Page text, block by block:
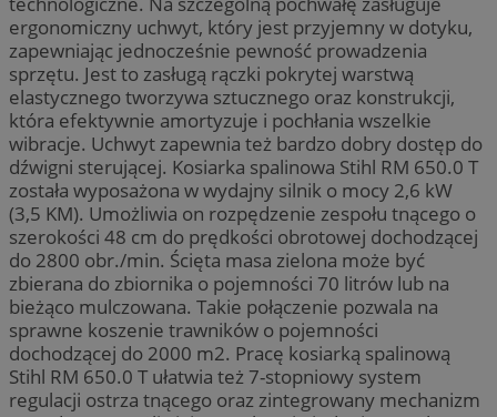
ergonomiczny uchwyt, który jest przyjemny w dotyku,
zapewniając jednocześnie pewność prowadzenia
sprzętu. Jest to zasługą rączki pokrytej warstwą
elastycznego tworzywa sztucznego oraz konstrukcji,
która efektywnie amortyzuje i pochłania wszelkie
wibracje. Uchwyt zapewnia też bardzo dobry dostęp do
dźwigni sterującej. Kosiarka spalinowa Stihl RM 650.0 T
została wyposażona w wydajny silnik o mocy 2,6 kW
(3,5 KM). Umożliwia on rozpędzenie zespołu tnącego o
szerokości 48 cm do prędkości obrotowej dochodzącej
do 2800 obr./min. Ścięta masa zielona może być
zbierana do zbiornika o pojemności 70 litrów lub na
bieżąco mulczowana. Takie połączenie pozwala na
sprawne koszenie trawników o pojemności
dochodzącej do 2000 m2. Pracę kosiarką spalinową
Stihl RM 650.0 T ułatwia też 7-stopniowy system
regulacji ostrza tnącego oraz zintegrowany mechanizm